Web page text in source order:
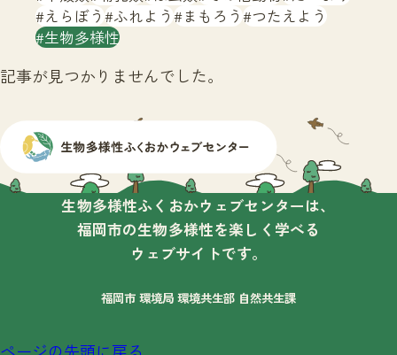
えらぼう ふれよう まもろう つたえよう
生物多様性
記事が見つかりませんでした。
生物多様性ふくおかウェブセンターは、
福岡市の生物多様性を楽しく学べる
ウェブサイトです。
福岡市 環境局 環境共生部 自然共生課